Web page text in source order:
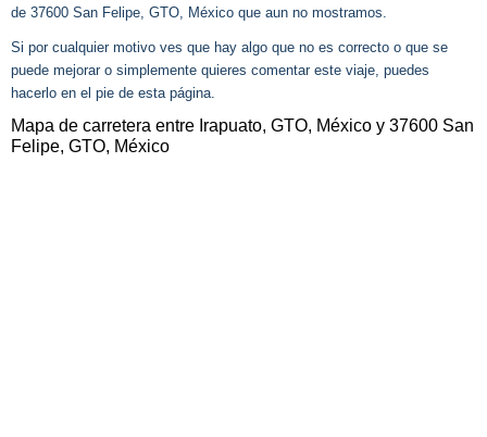
de 37600 San Felipe, GTO, México que aun no mostramos.
Si por cualquier motivo ves que hay algo que no es correcto o que se
puede mejorar o simplemente quieres comentar este viaje, puedes
hacerlo en el pie de esta página.
Mapa de carretera entre Irapuato, GTO, México y 37600 San
Felipe, GTO, México